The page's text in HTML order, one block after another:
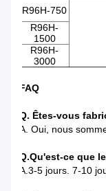
R96H-750
R96H-
1500
R96H-
3000
FAQ
Q. Êtes-vous
A. Oui, nous
Q.Qu'est-ce que
A.3-5 jours. 7-10